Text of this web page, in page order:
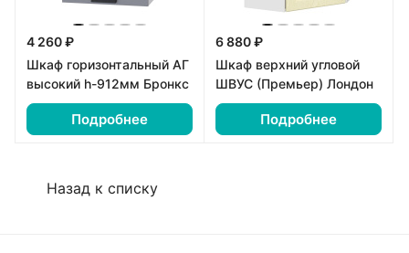
4 260 ₽
Шкаф горизонтальный АГ
высокий h-912мм Бронкс
Подробнее
6 880 ₽
Шкаф верхний угловой
ШВУС (Премьер) Лондон
Подробнее
Назад к списку